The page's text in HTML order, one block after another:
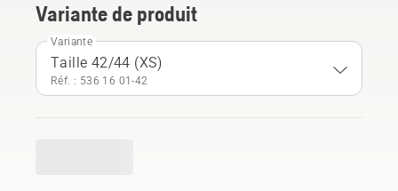
Variante de produit
Variante
Taille 42/44 (XS)
Réf. : 536 16 01‑42